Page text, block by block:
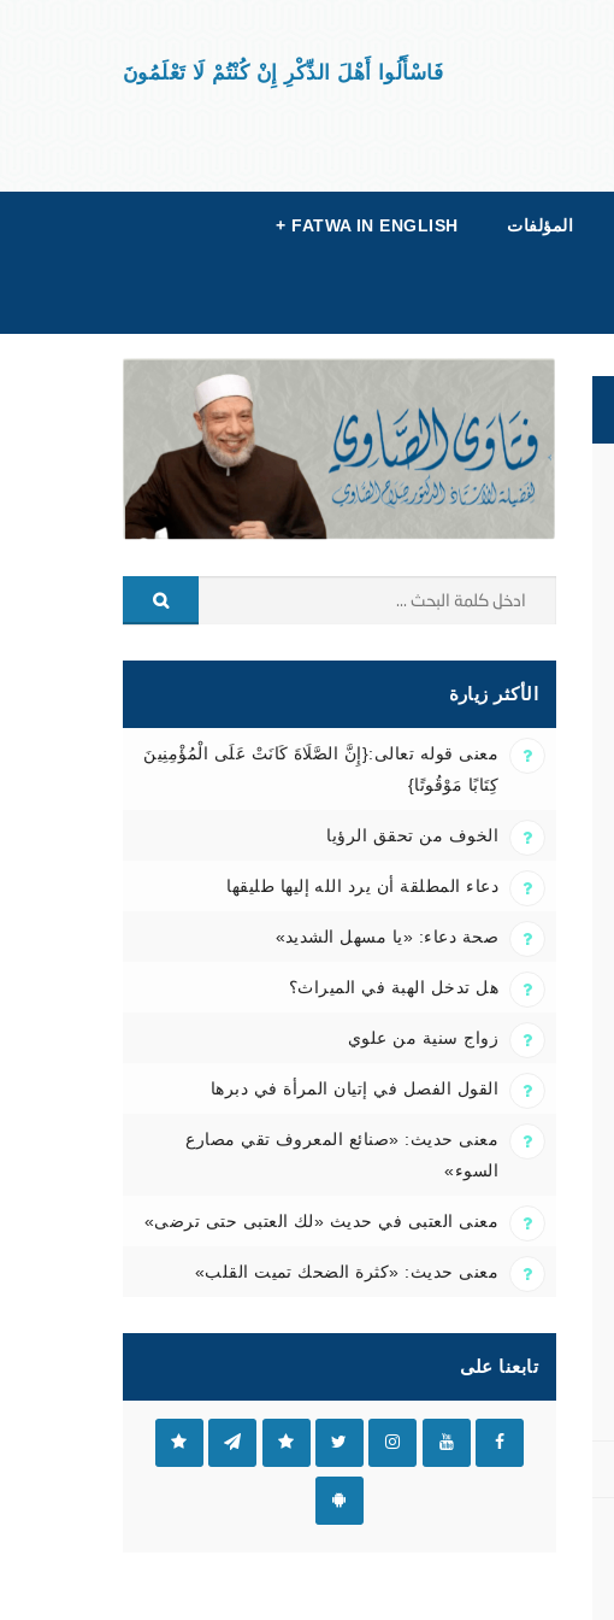
فَاسْأَلُوا أَهْلَ الذِّكْرِ إِنْ كُنْتُمْ لَا تَعْلَمُونَ
المؤلفات FATWA IN ENGLISH
+
الأكثر زيارة
معنى قوله تعالى:{إِنَّ الصَّلَاةَ كَانَتْ عَلَى الْمُؤْمِنِينَ
كِتَابًا مَوْقُوتًا}
الخوف من تحقق الرؤيا
دعاء المطلقة أن يرد الله إليها طليقها
صحة دعاء: «يا مسهل الشديد»
هل تدخل الهبة في الميراث؟
زواج سنية من علوي
القول الفصل في إتيان المرأة في دبرها
معنى حديث: «صنائع المعروف تقي مصارع
السوء»
معنى العتبى في حديث «لك العتبى حتى ترضى»
معنى حديث: «كثرة الضحك تميت القلب»
تابعنا على